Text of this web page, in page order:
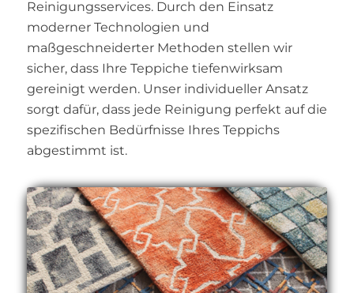
Reinigungsservices. Durch den Einsatz
moderner Technologien und
maßgeschneiderter Methoden stellen wir
sicher, dass Ihre Teppiche tiefenwirksam
gereinigt werden. Unser individueller Ansatz
sorgt dafür, dass jede Reinigung perfekt auf die
spezifischen Bedürfnisse Ihres Teppichs
abgestimmt ist.